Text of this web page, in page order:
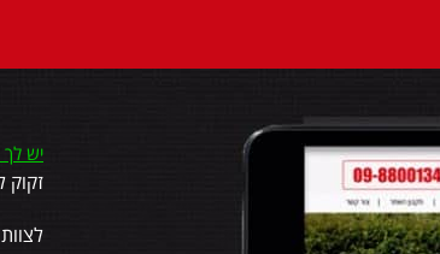
יש
זקוק